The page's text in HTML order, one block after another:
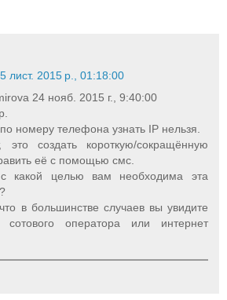
лист. 2015 р., 01:18:00
24 нояб. 2015 г., 9:40:00
номеру телефона узнать IP нельзя.
это создать короткую/сокращённую
её с помощью смс.
какой целью вам необходима эта
в большинстве случаев вы увидите
сотового оператора или интернет